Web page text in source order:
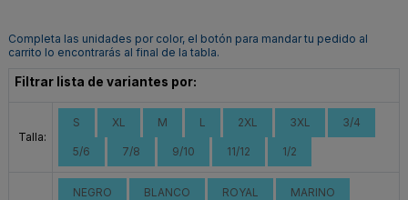
Completa las unidades por color, el botón para mandar tu pedido al
carrito lo encontrarás al final de la tabla.
Filtrar lista de variantes por:
Talla:
S XL M L 2XL 3XL 3/4
5/6 7/8 9/10 11/12 1/2
NEGRO BLANCO ROYAL MARINO